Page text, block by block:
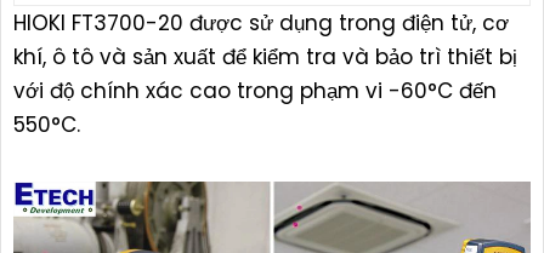
HIOKI FT3700-20 được sử dụng trong điện tử, cơ
khí, ô tô và sản xuất để kiểm tra và bảo trì thiết bị
với độ chính xác cao trong phạm vi -60°C đến
550°C.